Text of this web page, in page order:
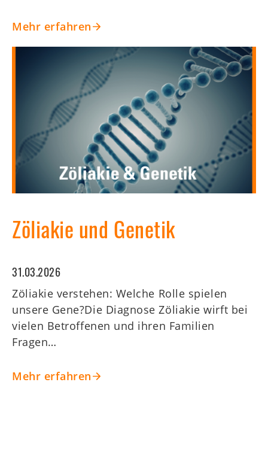
Mehr erfahren
Zöliakie und Genetik
31.03.2026
Zöliakie verstehen: Welche Rolle spielen
unsere Gene?Die Diagnose Zöliakie wirft bei
vielen Betroffenen und ihren Familien
Fragen…
Mehr erfahren